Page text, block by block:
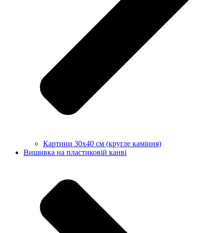
Картини 30х40 см (кругле каміння)
Вишивка на пластиковій канві